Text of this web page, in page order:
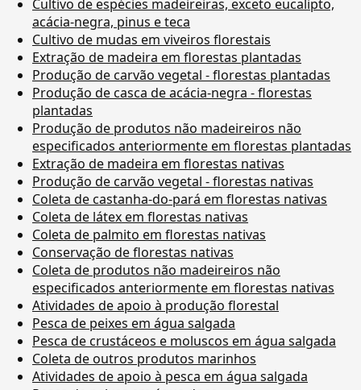
Cultivo de espécies madeireiras, exceto eucalipto,
acácia-negra, pinus e teca
Cultivo de mudas em viveiros florestais
Extração de madeira em florestas plantadas
Produção de carvão vegetal - florestas plantadas
Produção de casca de acácia-negra - florestas
plantadas
Produção de produtos não madeireiros não
especificados anteriormente em florestas plantadas
Extração de madeira em florestas nativas
Produção de carvão vegetal - florestas nativas
Coleta de castanha-do-pará em florestas nativas
Coleta de látex em florestas nativas
Coleta de palmito em florestas nativas
Conservação de florestas nativas
Coleta de produtos não madeireiros não
especificados anteriormente em florestas nativas
Atividades de apoio à produção florestal
Pesca de peixes em água salgada
Pesca de crustáceos e moluscos em água salgada
Coleta de outros produtos marinhos
Atividades de apoio à pesca em água salgada